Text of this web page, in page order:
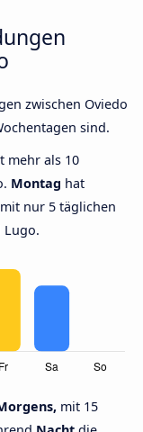
zwischen Oviedo
sind.
mehr als 10
Montag hat
nur 5 täglichen
Lugo.
mit 15